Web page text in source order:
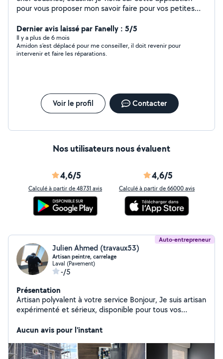
pour vous proposer mon savoir faire pour vos petites
gardiennage, déménagement). cordialement. Aldion.
Dernier avis laissé par Fanelly : 5/5
Il y a plus de 6 mois
Amidon s’est déplacé pour me conseiller, il doit revenir pour
intervenir et faire les réparations.
Voir le profil Contacter
Nos utilisateurs nous évaluent
4,6/5
Calculé à partir de 48731 avis
4,6/5
Calculé à partir de 66000 avis
Auto-entrepreneur
Julien Ahmed (travaux53)
Artisan peintre, carrelage
Laval (Pavement)
-/5
Présentation
Artisan polyvalent à votre service Bonjour, Je suis artisan
expérimenté et sérieux, disponible pour tous vos
plaques de plâtre (placo) et bandes Carrelage et
etc.) Rénovation et ravalement de façade Travail
Aucun avis pour l'instant